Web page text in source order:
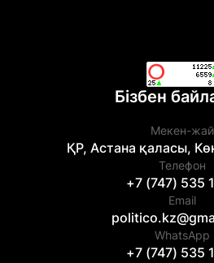
Бізбен
Мекен-жай
ҚР, Астана қаласы,
Телефон
+7 (747) 535
Email
WhatsApp
+7 (747) 535